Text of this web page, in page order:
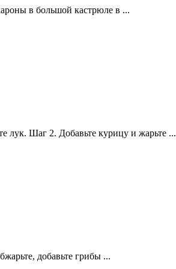
в большой кастрюле в ...
лук. Шаг 2. Добавьте курицу и жарьте ...
добавьте грибы ...